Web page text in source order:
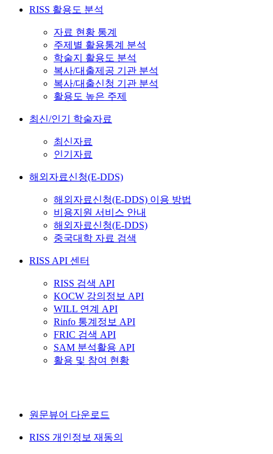
RISS 활용도 분석
자료 현황 통계
주제별 활용통계 분석
학술지 활용도 분석
복사/대출제공 기관 분석
복사/대출신청 기관 분석
활용도 높은 주제
최신/인기 학술자료
최신자료
인기자료
해외자료신청(E-DDS)
해외자료신청(E-DDS) 이용 방법
비용지원 서비스 안내
해외자료신청(E-DDS)
중국대학 자료 검색
RISS API 센터
RISS 검색 API
KOCW 강의정보 API
WILL 연계 API
Rinfo 통계정보 API
FRIC 검색 API
SAM 분석활용 API
활용 및 참여 현황
원문뷰어 다운로드
RISS 개인정보 재동의